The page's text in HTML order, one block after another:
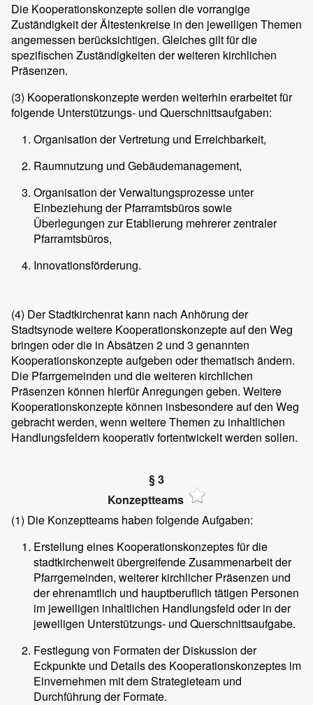
Die Kooperationskonzepte sollen die vorrangige
Zuständigkeit der Ältestenkreise in den jeweiligen Themen
angemessen berücksichtigen. Gleiches gilt für die
spezifischen Zuständigkeiten der weiteren kirchlichen
Präsenzen.
(3) Kooperationskonzepte werden weiterhin erarbeitet für
folgende Unterstützungs- und Querschnittsaufgaben:
Organisation der Vertretung und Erreichbarkeit,
Raumnutzung und Gebäudemanagement,
Organisation der Verwaltungsprozesse unter
Einbeziehung der Pfarramtsbüros sowie
Überlegungen zur Etablierung mehrerer zentraler
Pfarramtsbüros,
Innovationsförderung.
(4) Der Stadtkirchenrat kann nach Anhörung der
Stadtsynode weitere Kooperationskonzepte auf den Weg
bringen oder die in Absätzen 2 und 3 genannten
Kooperationskonzepte aufgeben oder thematisch ändern.
Die Pfarrgemeinden und die weiteren kirchlichen
Präsenzen können hierfür Anregungen geben. Weitere
Kooperationskonzepte können insbesondere auf den Weg
gebracht werden, wenn weitere Themen zu inhaltlichen
Handlungsfeldern kooperativ fortentwickelt werden sollen.
§ 3
Konzeptteams
(1) Die Konzeptteams haben folgende Aufgaben:
Erstellung eines Kooperationskonzeptes für die
stadtkirchenweit übergreifende Zusammenarbeit der
Pfarrgemeinden, weiterer kirchlicher Präsenzen und
der ehrenamtlich und hauptberuflich tätigen Personen
im jeweiligen inhaltlichen Handlungsfeld oder in der
jeweiligen Unterstützungs- und Querschnittsaufgabe.
Festlegung von Formaten der Diskussion der
Eckpunkte und Details des Kooperationskonzeptes im
Einvernehmen mit dem Strategieteam und
Durchführung der Formate.